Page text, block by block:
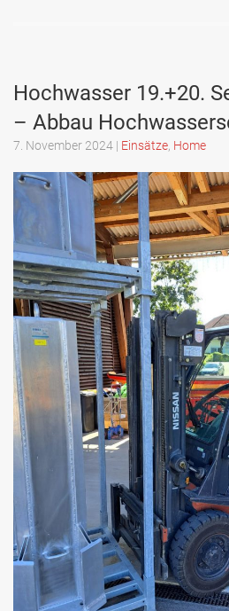
Hochwasser 19.+20.
– Abbau
7. November 2024 | Einsätze Home